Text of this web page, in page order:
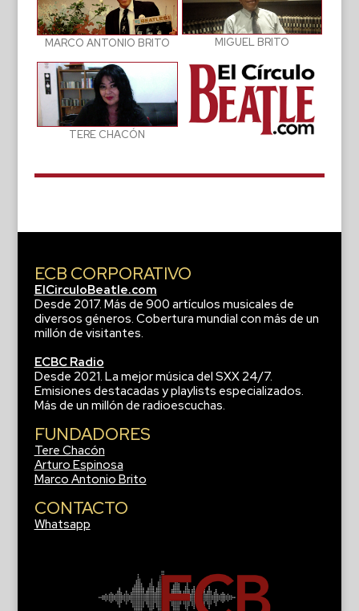
MARCO ANTONIO BRITO MIGUEL BRITO
TERE CHACÓN
ECB CORPORATIVO
ElCirculoBeatle.com
Desde 2017. Más de 900 artículos musicales de
diversos géneros. Cobertura mundial con más de un
millón de visitantes.
ECBC Radio
Desde 2021. La mejor música del SXX 24/7.
Emisiones destacadas y playlists especializados.
Más de un millón de radioescuchas.
FUNDADORES
Tere Chacón
Arturo Espinosa
Marco Antonio Brito
CONTACTO
Whatsapp